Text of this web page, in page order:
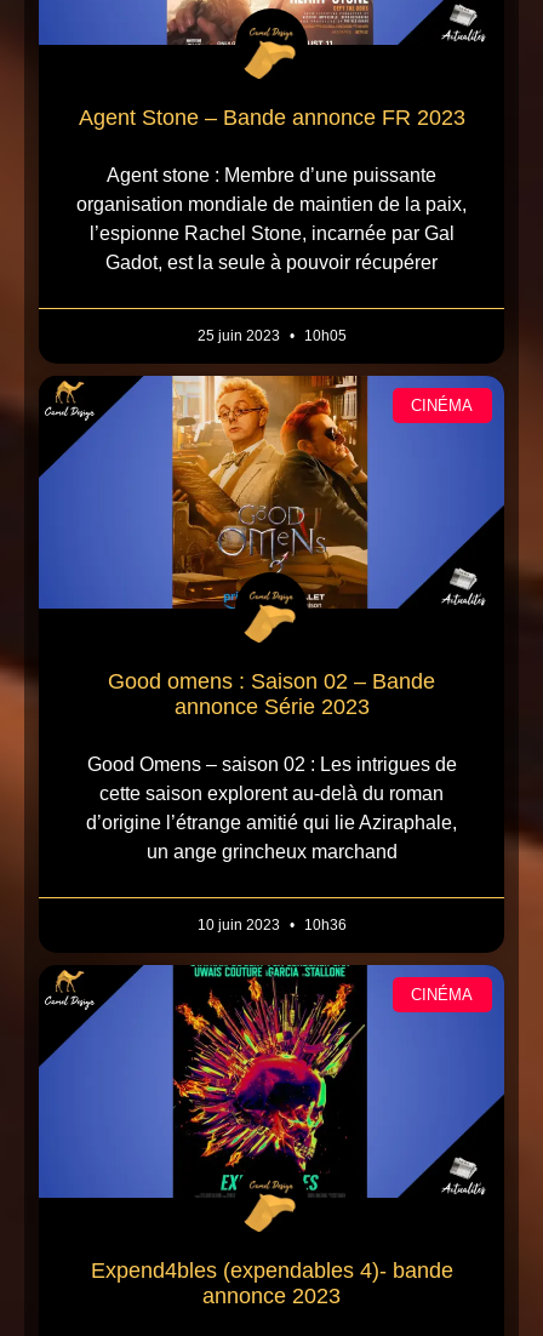
Agent Stone – Bande annonce FR 2023
Agent stone : Membre d’une puissante
organisation mondiale de maintien de la paix,
l’espionne Rachel Stone, incarnée par Gal
Gadot, est la seule à pouvoir récupérer
25 juin 2023 10h05
CINÉMA
Good omens : Saison 02 – Bande
annonce Série 2023
Good Omens – saison 02 : Les intrigues de
cette saison explorent au-delà du roman
d’origine l’étrange amitié qui lie Aziraphale,
un ange grincheux marchand
10 juin 2023 10h36
CINÉMA
Expend4bles (expendables 4)- bande
annonce 2023